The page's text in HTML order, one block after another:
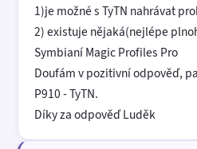
1)je možné s TyTN nahrávat
2) existuje nějaká(nejlépe
Symbianí Magic Profiles Pro
Doufám v pozitivní odpověď,
P910 - TyTN.
Díky za odpověď Luděk